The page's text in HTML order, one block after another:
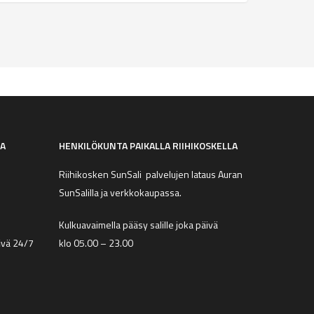
24/7
HENKILÖKUNTA PAIKALLA RIIHIKOSKELLA
Riihikosken SunSali palvelujen lataus Auran
SunSalilla ja verkkokaupassa.
Kulkuavaimella pääsy salille joka päivä
klo 05.00 – 23.00